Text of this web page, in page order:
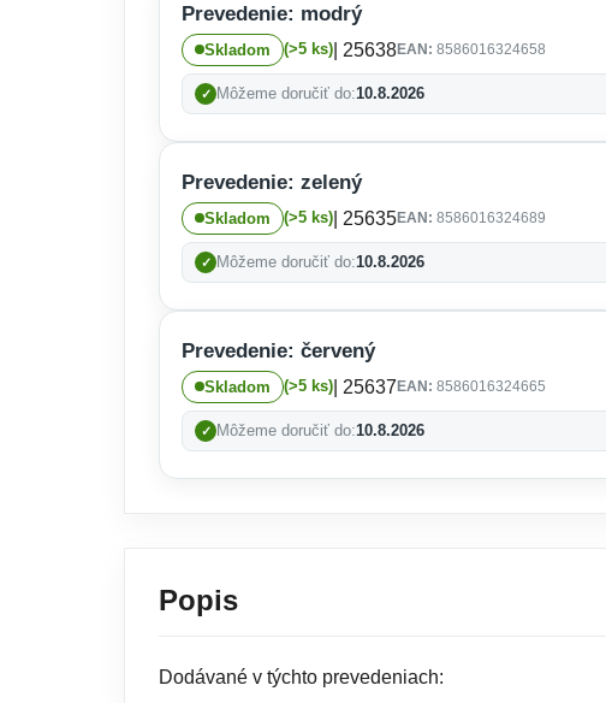
Prevedenie: modrý
Skladom (>5 ks) | 25638EAN: 8586016324658
Môžeme doručiť do:10.8.2026
Prevedenie: zelený
Skladom (>5 ks) | 25635EAN: 8586016324689
Môžeme doručiť do:10.8.2026
Prevedenie: červený
Skladom (>5 ks) | 25637 EAN: 8586016324665
Môžeme doručiť do:10.8.2026
Popis
Dodávané v týchto prevedeniach: